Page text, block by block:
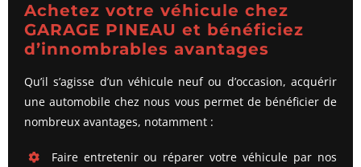
Achetez votre véhicule chez
GARAGE PINEAU et bénéficiez
d’innombrables avantages
Qu’il s’agisse d’un véhicule neuf ou d’occasion, acquérir
une automobile chez nous vous permet de bénéficier de
nombreux avantages, notamment :
Faire entretenir ou réparer votre véhicule par nos